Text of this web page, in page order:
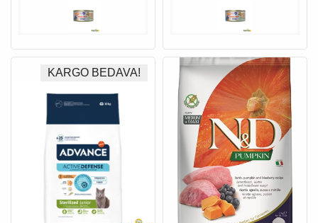
KARGO BEDAVA!